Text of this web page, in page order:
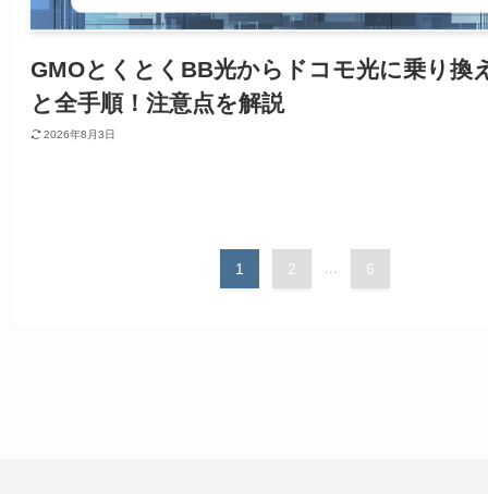
GMOとくとくBB光からドコモ光に乗り換
と全手順！注意点を解説
2026年8月3日
1 2 ... 6